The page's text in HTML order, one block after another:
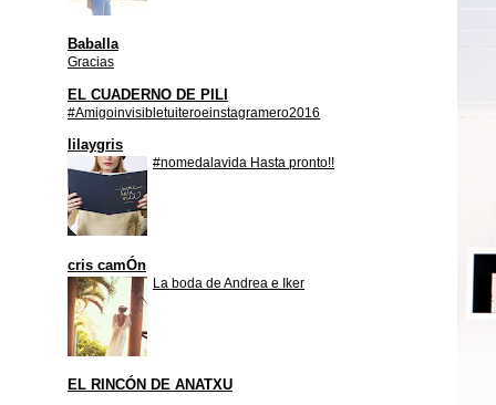
Baballa
Gracias
EL CUADERNO DE PILI
#Amigoinvisibletuiteroeinstagramero2016
lilaygris
#nomedalavida Hasta pronto!!
cris camÓn
La boda de Andrea e Iker
EL RINCÓN DE ANATXU